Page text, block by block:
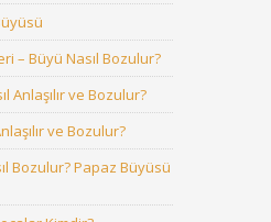
– Büyü Nasıl Bozulur?
Anlaşılır ve Bozulur?
ve Bozulur?
Bozulur? Papaz Büyüsü